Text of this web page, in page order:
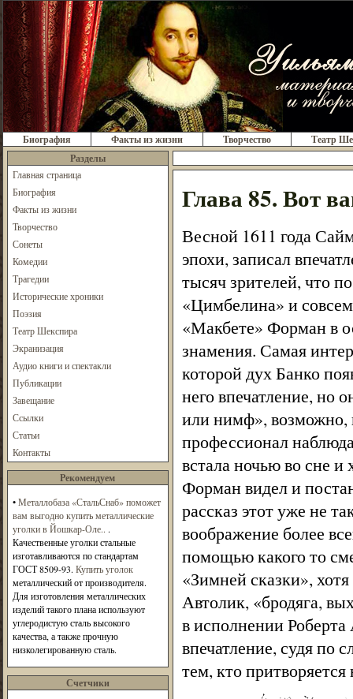
Биография Факты из жизни Творчество
Театр
Разделы
Главная страница
Биография
Факты из жизни
Творчество
Сонеты
Комедии
Трагедии
Исторические хроники
Поэзия
Театр Шекспира
Экранизация
Аудио книги и спектакли
Публикации
Завещание
Ссылки
Статьи
Контакты
Рекомендуем
•Металлобаза «СтальСнаб» поможет
вам выгодно купить металлические
уголки в Йошкар-Оле.. .
Качественные уголки стальные
изготавливаются по стандартам
ГОСТ 8509-93. Купить уголок
металлический от производителя.
Для изготовления металлических
изделий такого плана используют
углеродистую сталь высокого
качества, а также прочную
низколегированную сталь.
Счетчики
Глава 85. Вот
Весной 1611 года
эпохи, записал
тысяч зрителей, что
«Цимбелина» и
«Макбете» Форман в
знамения. Самая
которой дух Банко
него впечатление, но
или нимф», возможно,
профессионал
встала ночью во сне и
Форман видел и
рассказ этот уже не
воображение более
помощью какого то
«Зимней сказки», хотя
Автолик, «бродяга,
в исполнении
впечатление, судя по
тем, кто